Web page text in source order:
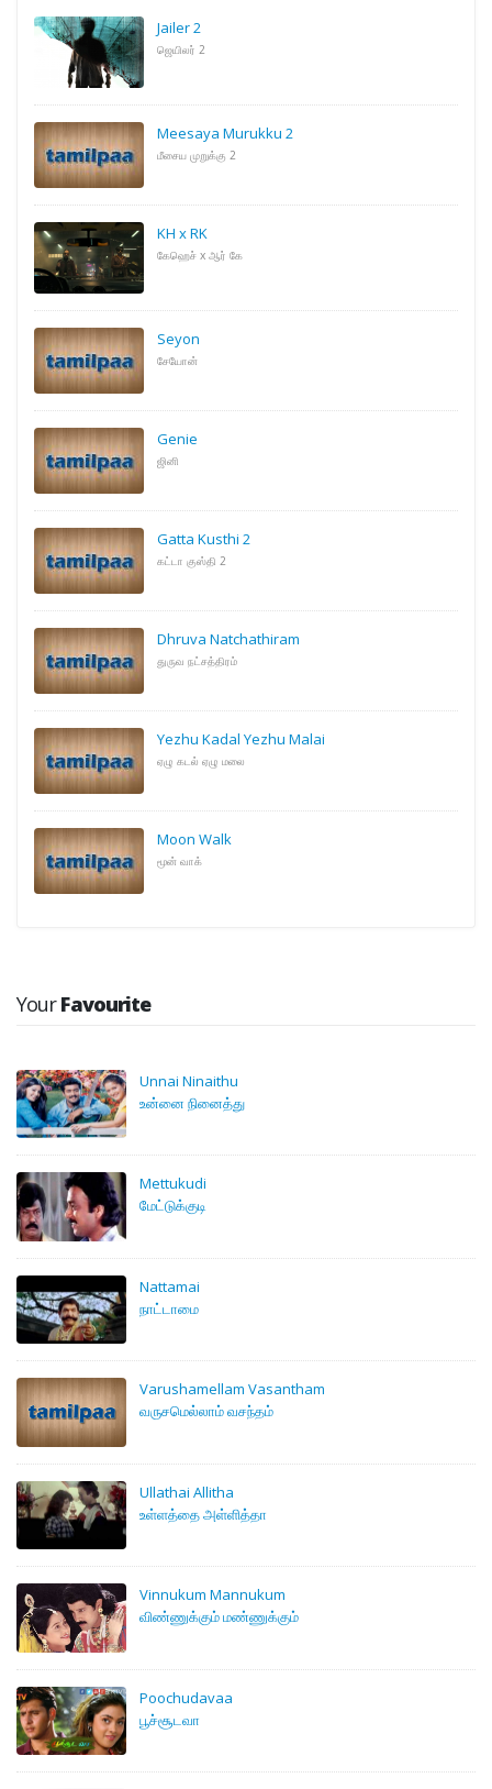
Jailer 2
ஜெயிலர் 2
Meesaya Murukku 2
மீசைய முறுக்கு 2
KH x RK
கேஹெச் x ஆர் கே
Seyon
சேயோன்
Genie
ஜினி
Gatta Kusthi 2
கட்டா குஸ்தி 2
Dhruva Natchathiram
துருவ நட்சத்திரம்
Yezhu Kadal Yezhu Malai
ஏழு கடல் ஏழு மலை
Moon Walk
மூன் வாக்
YourFavourite
Unnai Ninaithu
உன்னை நினைத்து
Mettukudi
மேட்டுக்குடி
Nattamai
நாட்டாமை
Varushamellam Vasantham
வருசமெல்லாம் வசந்தம்
Ullathai Allitha
உள்ளத்தை அள்ளித்தா
Vinnukum Mannukum
விண்ணுக்கும் மண்ணுக்கும்
Poochudavaa
பூச்சூடவா